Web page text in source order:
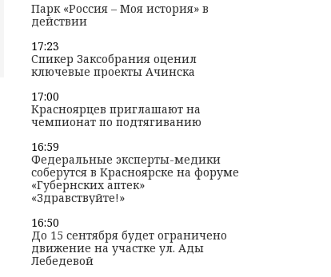
Парк «Россия – Моя история» в
действии
17:23
Спикер Заксобрания оценил
ключевые проекты Ачинска
17:00
Красноярцев приглашают на
чемпионат по подтягиванию
16:59
Федеральные эксперты-медики
соберутся в Красноярске на форуме
«Губернских аптек»
«Здравствуйте!»
16:50
До 15 сентября будет ограничено
движение на участке ул. Ады
Лебедевой